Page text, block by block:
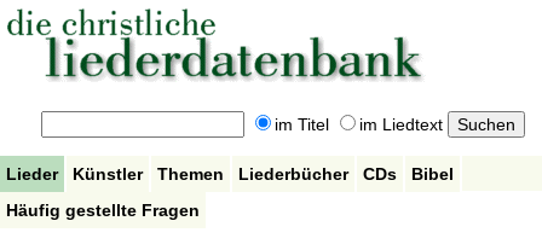
im Titel im Liedtext
Lieder Künstler Themen Liederbücher CDs
Bibel
Häufig gestellte Fragen